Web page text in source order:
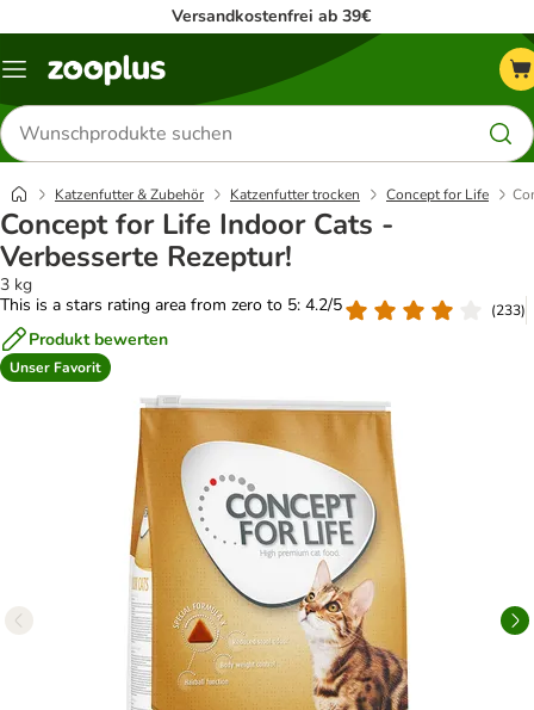
Versandkostenfrei ab 39€
Menü
Produkte
suchen
Katzenfutter & Zubehör Katzenfutter trocken Concept for Life
Concept for Life Indoor Cats -
Verbesserte Rezeptur!
3 kg
This is a stars rating area from zero to 5: 4.2/5
(233)
Produkt bewerten
Unser Favorit